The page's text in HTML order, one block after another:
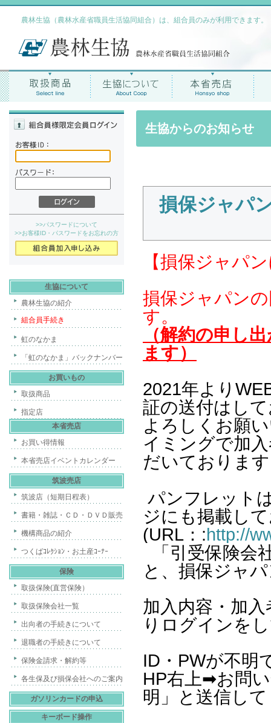
農林生協（農林水産省職員生活協同組合）は、組合員のみが利用できます。
>>パスワードについて
>>お客様ID・パスワードをお忘れの方
生協について
農林生協の紹介
組合員手続き
虹のなかま
「虹のなかま」バックナンバー
お買いもの
取扱商品
指定店
本省売店
お買い得情報
本省売店イベントカレンダー
筑波売店
筑波店（短期日程表）
書籍・雑誌・ＣＤ・ＤＶＤ販売
機構商品の紹介
つくばｺﾚｸｼｮﾝ・お土産ｺｰﾅｰ
保険
取扱保険(直営保険）
取扱保険会社一覧
出向者の手続きについて
退職者の手続きについて
保険金請求・解約等
各生保及び損保会社へのご案内
ガソリンカードの申込
キーボード操作
生協からのお知らせ
損保ジャパ
【損保ジャパ
損保ジャパン
す。
（解約の申し
ます）
2021年より
証の送付はし
よろしくお願
イミングで加
だいておりま
パンフレット
ジにも掲載し
(URL：:http://
「引受保険会
と、損保ジャ
加入内容・加
りログインを
ID・PWが不明
HP右上➡お問
明」と送信し